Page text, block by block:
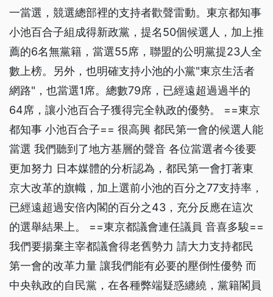
一當選，競選總部裡的支持者歡聲雷動。東京都知事
小池百合子組成得新政黨，提名50個候選人，加上推
薦的6名無黨籍，當選55席，聯盟的公明黨提23人全
數上榜。另外，也明確支持小池的小黨"東京生活者
網路"，也當選1席。總數79席，已經遠超過過半的
64席，讓小池百合子獲得完全執政的優勢。 ==東京
都知事 小池百合子== 很高興 都民第一會的候選人能
當選 我們聽到了地方基層的聲音 各位當選者今後要
更加努力 日本媒體的分析認為，都民第一會打著東
京大改革的旗幟，加上選前小池的百分之77支持率，
已經遠超過安倍內閣的百分之43，充分反應在這次
的選舉結果上。 ==東京都議會連任議員 音喜多駿==
我們要揚棄主宰都議會得老舊勢力 請大力支持都民
第一會的改革力量 讓我們能有必要的壓倒性優勢 而
中央執政的自民黨，在各種弊端疑惑纏繞，黨籍閣員